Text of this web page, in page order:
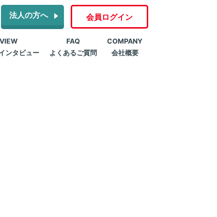
法人の方へ 会員ログイン
ンタビュー
FAQ
よくあるご質問
COMPANY
会社概要